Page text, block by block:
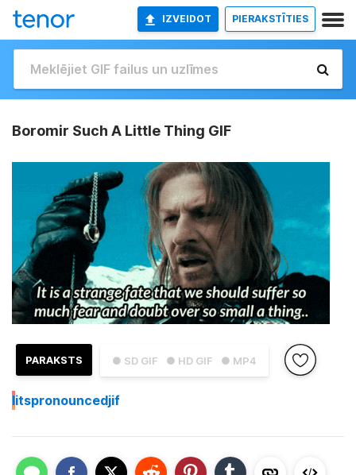
IZVEIDOT PIERAKSTĪTIES
Boromir Such A Little Thing GIF
● SD GIF ● HD GIF ● MP4
PARAKSTS
Iitspronouncedjif